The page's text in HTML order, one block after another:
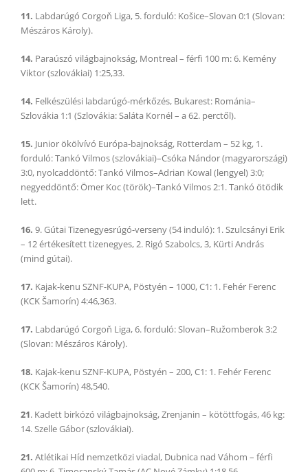
11. Labdarúgó Corgoň Liga, 5. forduló: Košice–Slovan 0:1 (Slovan:
Mészáros Károly).
14. Paraúszó világbajnokság, Montreal – férfi 100 m: 6. Kemény
Viktor (szlovákiai) 1:25,33.
14. Felkészülési labdarúgó-mérkőzés, Bukarest: Románia–
Szlovákia 1:1 (Szlovákia: Saláta Kornél – a 62. perctől).
15. Junior ökölvívó Európa-bajnokság, Rotterdam – 52 kg, 1.
forduló: Tankó Vilmos (szlovákiai)–Csóka Nándor (magyarországi)
3:0, nyolcaddöntő: Tankó Vilmos–Adrian Kowal (lengyel) 3:0;
negyeddöntő: Ömer Koc (török)–Tankó Vilmos 2:1. Tankó ötödik
lett.
16. 9. Gútai Tizenegyesrúgó-verseny (54 induló): 1. Szulcsányi Erik
– 12 értékesített tizenegyes, 2. Rigó Szabolcs, 3, Kürti András
(mind gútai).
17. Kajak-kenu SZNF-KUPA, Pöstyén – 1000, C1: 1. Fehér Ferenc
(KCK Šamorín) 4:46,363.
17. Labdarúgó Corgoň Liga, 6. forduló: Slovan–Ružomberok 3:2
(Slovan: Mészáros Károly).
18. Kajak-kenu SZNF-KUPA, Pöstyén – 200, C1: 1. Fehér Ferenc
(KCK Šamorín) 48,540.
21. Kadett birkózó világbajnokság, Zrenjanin – kötöttfogás, 46 kg:
14. Szelle Gábor (szlovákiai).
21. Atlétikai Híd nemzetközi viadal, Dubnica nad Váhom – férfi